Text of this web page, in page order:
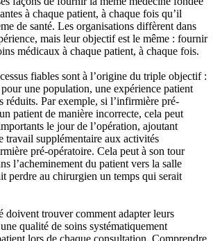
à chaque patient, à chaque fois qu’il
de santé. Les organisations diffèrent dans
mais leur objectif est le même : fournir
médicaux à chaque patient, à chaque fois.
fiables sont à l’origine du triple objectif :
une population, une expérience patient
réduits. Par exemple, si l’infirmière pré-
patient de manière incorrecte, cela peut
le jour de l’opération, ajoutant
travail supplémentaire aux activités
pré-opératoire. Cela peut à son tour
l’acheminement du patient vers la salle
perdre au chirurgien un temps qui serait
doivent trouver comment adapter leurs
qualité de soins systématiquement
lors de chaque consultation. Comprendre